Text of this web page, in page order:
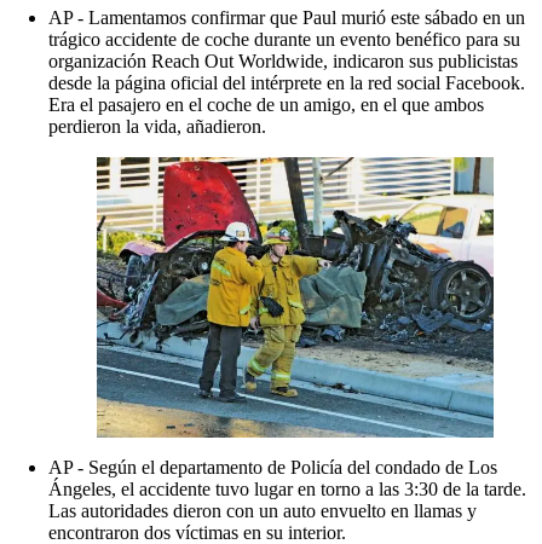
AP - Lamentamos confirmar que Paul murió este sábado en un
trágico accidente de coche durante un evento benéfico para su
organización Reach Out Worldwide, indicaron sus publicistas
desde la página oficial del intérprete en la red social Facebook.
Era el pasajero en el coche de un amigo, en el que ambos
perdieron la vida, añadieron.
AP - Según el departamento de Policía del condado de Los
Ángeles, el accidente tuvo lugar en torno a las 3:30 de la tarde.
Las autoridades dieron con un auto envuelto en llamas y
encontraron dos víctimas en su interior.